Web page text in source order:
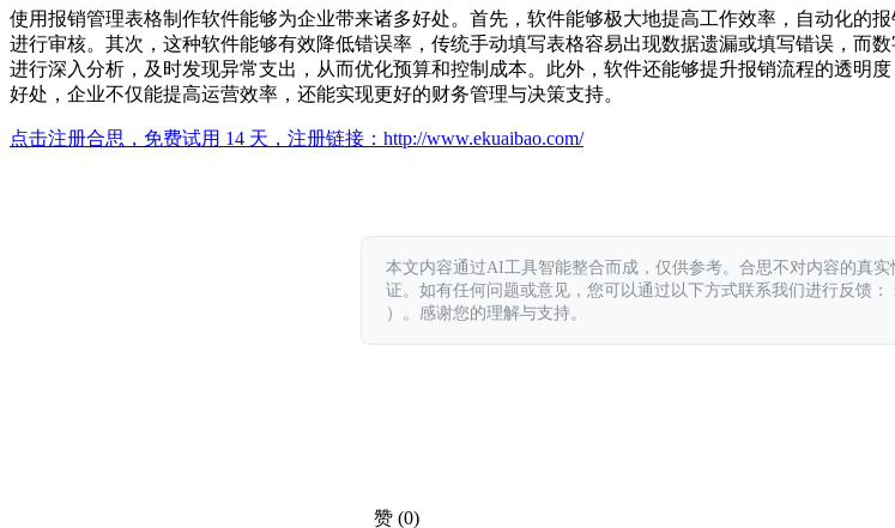
使用报销管理表格制作软件能够为企业带来诸多好处。首先，软件能够极大地提高工作效率，自动化的
进行审核。其次，这种软件能够有效降低错误率，传统手动填写表格容易出现数据遗漏或填写错误，而
进行深入分析，及时发现异常支出，从而优化预算和控制成本。此外，软件还能够提升报销流程的透明
好处，企业不仅能提高运营效率，还能实现更好的财务管理与决策支持。
点击注册合思，免费试用 14 天，注册链接： http://www.ekuaibao.com/
本文内容通过AI工具智能整合而成，仅供参考。合思不对内容的真
证。如有任何问题或意见，您可以通过以下方式联系我们进行反馈：
）。感谢您的理解与支持。
赞 (0)